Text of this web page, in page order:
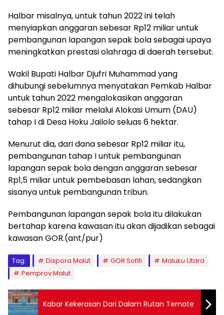
Halbar misalnya, untuk tahun 2022 ini telah
menyiapkan anggaran sebesar Rp12 miliar untuk
pembangunan lapangan sepak bola sebagai upaya
meningkatkan prestasi olahraga di daerah tersebut.
Wakil Bupati Halbar Djufri Muhammad yang
dihubungi sebelumnya menyatakan Pemkab Halbar
untuk tahun 2022 mengalokasikan anggaran
sebesar Rp12 miliar melalui Alokasi Umum (DAU)
tahap I di Desa Hoku Jailolo seluas 6 hektar.
Menurut dia, dari dana sebesar Rp12 miliar itu,
pembangunan tahap I untuk pembangunan
lapangan sepak bola dengan anggaran sebesar
Rp1,5 miliar untuk pembebasan lahan, sedangkan
sisanya untuk pembangunan tribun.
Pembangunan lapangan sepak bola itu dilakukan
bertahap karena kawasan itu akan dijadikan sebagai
kawasan GOR.(ant/pur)
Tag: Dispora Malut GOR Sofifi
Maluku Utara
Pemprov Malut
Kabar Kekerasan Dari Dalam Rutan Ternate